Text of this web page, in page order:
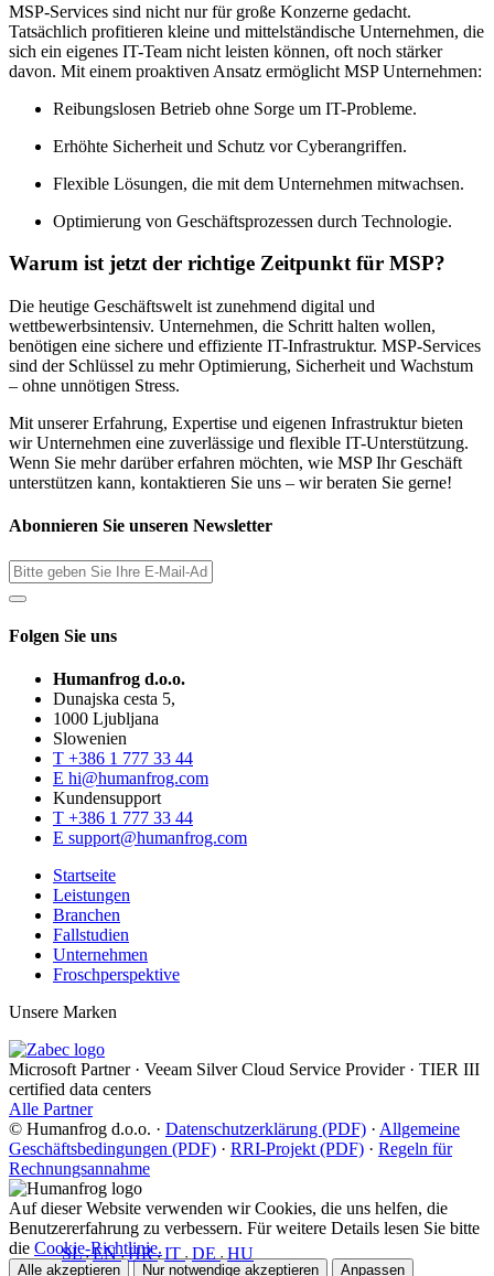
SL• EN• HR• IT • DE • HU
MSP-Services sind nicht nur für große Konzerne gedacht.
Tatsächlich profitieren kleine und mittelständische Unternehmen, die
sich ein eigenes IT-Team nicht leisten können, oft noch stärker
davon. Mit einem proaktiven Ansatz ermöglicht MSP Unternehmen:
Reibungslosen Betrieb ohne Sorge um IT-Probleme.
Erhöhte Sicherheit und Schutz vor Cyberangriffen.
Flexible Lösungen, die mit dem Unternehmen mitwachsen.
Optimierung von Geschäftsprozessen durch Technologie.
Warum ist jetzt der richtige Zeitpunkt für MSP?
Die heutige Geschäftswelt ist zunehmend digital und
wettbewerbsintensiv. Unternehmen, die Schritt halten wollen,
benötigen eine sichere und effiziente IT-Infrastruktur. MSP-Services
sind der Schlüssel zu mehr Optimierung, Sicherheit und Wachstum
– ohne unnötigen Stress.
Mit unserer Erfahrung, Expertise und eigenen Infrastruktur bieten
wir Unternehmen eine zuverlässige und flexible IT-Unterstützung.
Wenn Sie mehr darüber erfahren möchten, wie MSP Ihr Geschäft
unterstützen kann, kontaktieren Sie uns – wir beraten Sie gerne!
Abonnieren Sie unseren Newsletter
Folgen Sie uns
Humanfrog d.o.o.
Dunajska cesta 5,
1000 Ljubljana
Slowenien
T +386 1 777 33 44
E hi@humanfrog.com
Kundensupport
T +386 1 777 33 44
E support@humanfrog.com
Startseite
Leistungen
Branchen
Fallstudien
Unternehmen
Froschperspektive
Unsere Marken
Microsoft Partner · Veeam Silver Cloud Service Provider · TIER III
certified data centers
Alle Partner
© Humanfrog d.o.o. · Datenschutzerklärung (PDF) · Allgemeine
Geschäftsbedingungen (PDF) · RRI-Projekt (PDF) · Regeln für
Rechnungsannahme
Auf dieser Website verwenden wir Cookies, die uns helfen, die
Benutzererfahrung zu verbessern. Für weitere Details lesen Sie bitte
die Cookie-Richtlinie.
Alle akzeptieren Nur notwendige akzeptieren Anpassen